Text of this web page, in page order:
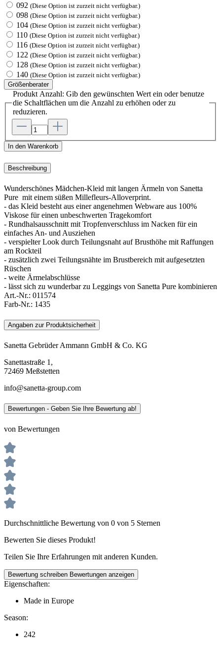
092 (Diese Option ist zurzeit nicht verfügbar.)
098 (Diese Option ist zurzeit nicht verfügbar.)
104 (Diese Option ist zurzeit nicht verfügbar.)
110 (Diese Option ist zurzeit nicht verfügbar.)
116 (Diese Option ist zurzeit nicht verfügbar.)
122 (Diese Option ist zurzeit nicht verfügbar.)
128 (Diese Option ist zurzeit nicht verfügbar.)
140 (Diese Option ist zurzeit nicht verfügbar.)
Größenberater
Produkt Anzahl: Gib den gewünschten Wert ein oder benutze
die Schaltflächen um die Anzahl zu erhöhen oder zu
reduzieren.
In den Warenkorb
Beschreibung
Wunderschönes Mädchen-Kleid mit langen Ärmeln von Sanetta
Pure mit einem süßen Millefleurs-Alloverprint.
- das Kleid besteht aus einer angenehmen Webware aus 100%
Viskose für einen unbeschwerten Tragekomfort
- Rundhalsausschnitt mit Tropfenverschluss im Nacken für ein
einfaches An- und Ausziehen
- verspielter Look durch Teilungsnaht auf Brusthöhe mit Raffungen
am Rockteil
- zusätzlich zwei Teilungsnähte im Brustbereich mit aufgesetzten
Rüschen
- weite Ärmelabschlüsse
- lässt sich zu wunderbar zu Leggings von Sanetta Pure kombinieren
Art.-Nr.: 011574
Farb-Nr.: 1435
Angaben zur Produktsicherheit
Sanetta Gebrüder Ammann GmbH & Co. KG
Sanettastraße 1,
72469 Meßstetten
info@sanetta-group.com
Bewertungen - Geben Sie Ihre Bewertung ab!
von Bewertungen
Durchschnittliche Bewertung von 0 von 5 Sternen
Bewerten Sie dieses Produkt!
Teilen Sie Ihre Erfahrungen mit anderen Kunden.
Bewertung schreiben Bewertungen anzeigen
Eigenschaften:
Made in Europe
Season:
242